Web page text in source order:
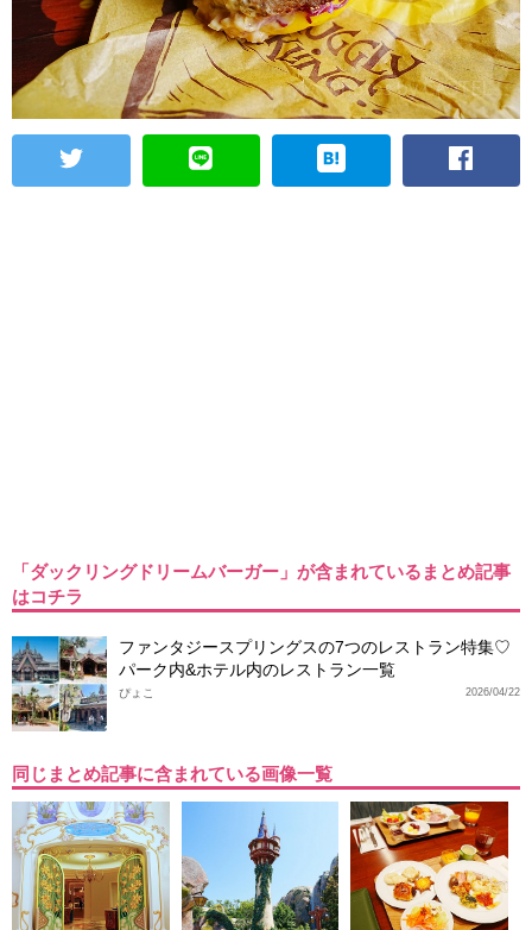
「ダックリングドリームバーガー」が含まれているまとめ記事
はコチラ
ファンタジースプリングスの7つのレストラン特集♡
パーク内&ホテル内のレストラン一覧
2026/04/22
ぴょこ
同じまとめ記事に含まれている画像一覧